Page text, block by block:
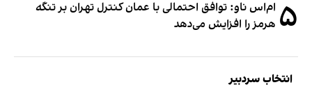
۵ ام‌اس ناو: توافق احتمالی با عمان کنترل تهران بر تنگه
هرمز را افزایش می‌دهد
انتخاب سردبیر